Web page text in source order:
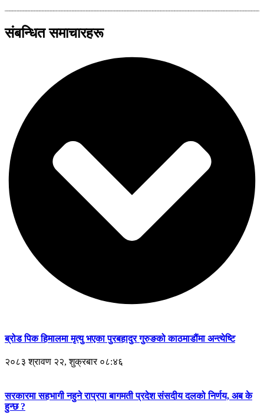
संबन्धित समाचारहरू
ब्रोड पिक हिमालमा मृत्यु भएका पुरबहादुर गुरुङको काठमाडौंमा अन्त्येष्टि
२०८३ श्रावण २२, शुक्रबार ०८:४६
सरकारमा सहभागी नहुने राप्रपा बागमती प्रदेश संसदीय दलको निर्णय, अब के
हुन्छ ?